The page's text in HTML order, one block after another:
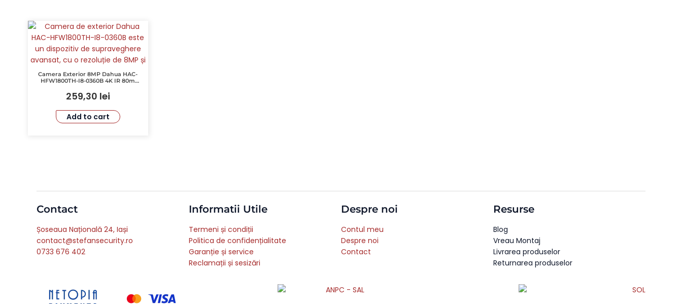
Camera Exterior 8MP Dahua HAC-
HFW1800TH-I8-0360B 4K IR 80m
259,30 lei
Add to cart
Contact
Șoseaua Națională 24, Iași
contact@stefansecurity.ro
0733 676 402
Informatii Utile
Termeni și condiții
Politica de confidențialitate
Garanție și service
Reclamații și sesizări
Despre noi
Contul meu
Despre noi
Contact
Resurse
Blog
Vreau Montaj
Livrarea produselor
Returnarea produselor